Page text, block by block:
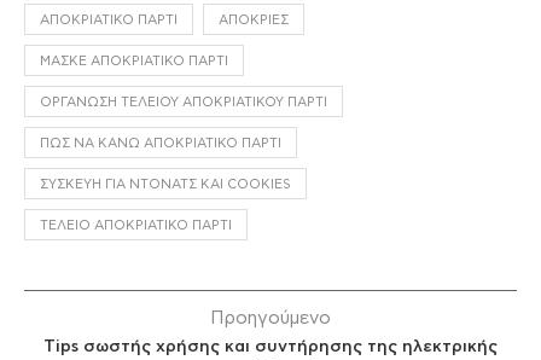
ΑΠΟΚΡΙΆΤΙΚΟ ΠΆΡΤΙ ΑΠΌΚΡΙΕΣ
ΜΑΣΚΈ ΑΠΟΚΡΙΆΤΙΚΟ ΠΆΡΤΙ
ΟΡΓΆΝΩΣΗ ΤΈΛΕΙΟΥ ΑΠΟΚΡΙΆΤΙΚΟΥ ΠΆΡΤΙ
ΠΏΣ ΝΑ ΚΆΝΩ ΑΠΟΚΡΙΆΤΙΚΟ ΠΆΡΤΙ
ΣΥΣΚΕΥΉ ΓΙΑ ΝΤΌΝΑΤΣ ΚΑΙ COOKIES
ΤΈΛΕΙΟ ΑΠΟΚΡΙΆΤΙΚΟ ΠΆΡΤΙ
Προηγούμενο
Tips σωστής χρήσης και συντήρησης της ηλεκτρικής